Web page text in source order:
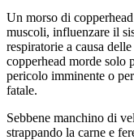
Un morso di
muscoli, influenzare il
respiratorie a causa
copperhead morde solo
pericolo imminente o
fatale.
Sebbene manchino di
strappando la carne e